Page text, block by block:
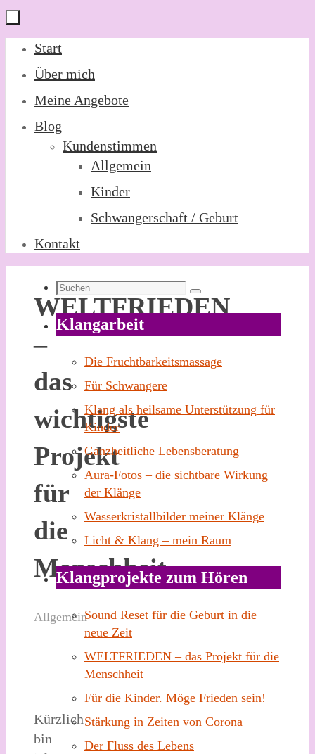
Zum
springen
Start
Über mich
Meine Angebote
Blog
Kundenstimmen
Allgemein
Kinder
Schwangerschaft / Geburt
Kontakt
WELTFRIEDEN
–
das
wichtigste
Projekt
für
die
Menschheit
Allgemein
Kürzlich
bin
Suchen
nach:
Suchen
Klangarbeit
Die Fruchtbarkeitsmassage
Für Schwangere
Klang als heilsame Unterstützung für
Kinder
Ganzheitliche Lebensberatung
Aura-Fotos – die sichtbare Wirkung
der Klänge
Wasserkristallbilder meiner Klänge
Licht & Klang – mein Raum
Klangprojekte zum Hören
Sound Reset für die Geburt in die
neue Zeit
WELTFRIEDEN – das Projekt für die
Menschheit
Für die Kinder. Möge Frieden sein!
Stärkung in Zeiten von Corona
Der Fluss des Lebens